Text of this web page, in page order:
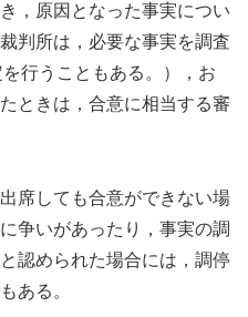
，原因となった事実につい
判所は，必要な事実を調査
行うこともある。），お
ときは，合意に相当する審
席しても合意ができない場
争いがあったり，事実の調
認められた場合には，調停
ある。